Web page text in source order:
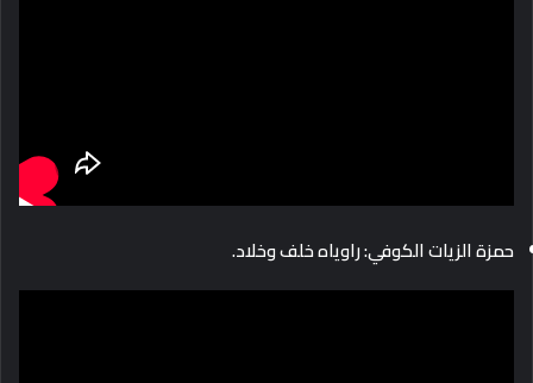
حمزة الزيات الكوفي: راوياه خلف وخلاد.